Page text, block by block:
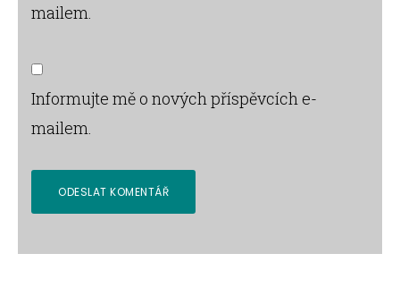
mailem.
Informujte mě o nových příspěvcích e-
mailem.